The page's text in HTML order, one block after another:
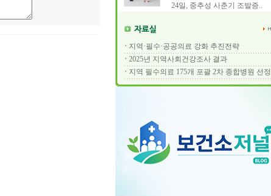
24일, 중추성 사춘기 조발증..
지역·필수·공공의료 강화 추진전략
2025년 지역사회건강조사 결과
지역 필수의료 175개 포괄 2차 종합병원 선정